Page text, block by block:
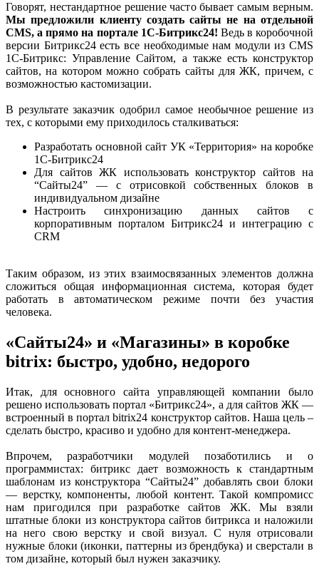
Говорят, нестандартное решение часто бывает самым верным.
Мы предложили клиенту создать сайты не на отдельной
CMS, а прямо на портале 1С-Битрикс24! Ведь в коробочной
версии Битрикс24 есть все необходимые нам модули из CMS
1С-Битрикс: Управление Сайтом, а также есть конструктор
сайтов, на котором можно собрать сайты для ЖК, причем, с
возможностью кастомизации.
В результате заказчик одобрил самое необычное решение из
тех, с которыми ему приходилось сталкиваться:
Разработать основной сайт УК «Территория» на коробке
1С-Битрикс24
Для сайтов ЖК использовать конструктор сайтов на
“Сайты24” — с отрисовкой собственных блоков в
индивидуальном дизайне
Настроить синхронизацию данных сайтов с
корпоративным порталом Битрикс24 и интеграцию с
CRM
Таким образом, из этих взаимосвязанных элементов должна
сложиться общая информационная система, которая будет
работать в автоматическом режиме почти без участия
человека.
«Сайты24» и «Магазины» в коробке
bitrix: быстро, удобно, недорого
Итак, для основного сайта управляющей компании было
решено использовать портал «Битрикс24», а для сайтов ЖК —
встроенный в портал bitrix24 конструктор сайтов. Наша цель –
сделать быстро, красиво и удобно для контент-менеджера.
Впрочем, разработчики модулей позаботились и о
программистах: битрикс дает возможность к стандартным
шаблонам из конструктора “Сайты24” добавлять свои блоки
— верстку, компоненты, любой контент. Такой компромисс
нам пригодился при разработке сайтов ЖК. Мы взяли
штатные блоки из конструктора сайтов битрикса и наложили
на него свою верстку и свой визуал. С нуля отрисовали
нужные блоки (иконки, паттерны из брендбука) и сверстали в
том дизайне, который был нужен заказчику.